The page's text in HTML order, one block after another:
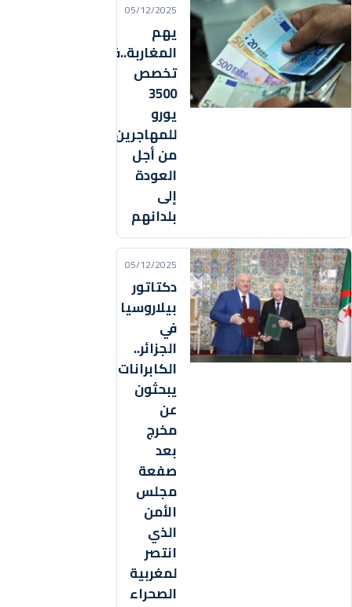
05/12/2025
يهم
المغاربة..فرنسا
تخصص
3500
يورو
للمهاجرين
من أجل
العودة
إلى
بلدانهم
05/12/2025
دكتاتور
بيلاروسيا
في
الجزائر..
الكابرانات
يبحثون
عن
مخرج
بعد
صفعة
مجلس
الأمن
الذي
انتصر
لمغربية
الصحراء